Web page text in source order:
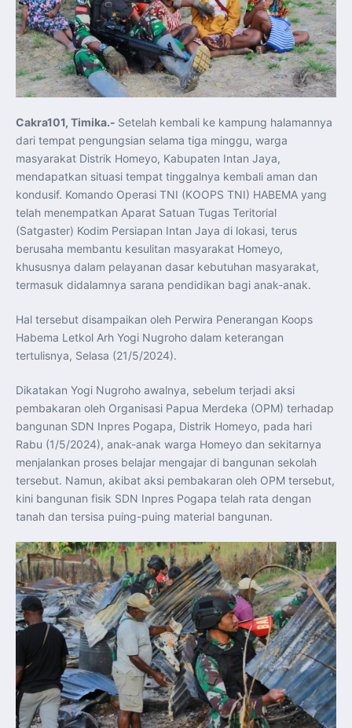
Koordinasi Jaga Stabilitas Keuangan dan Kepercayaan
Pasar
Presiden Prabowo Perkuat Sinergi Perguruan Tinggi dan
PT PAL untuk Majukan Industri Perkapalan Nasional
KASAL dan Panglima Armada Pasifik Rusia Resmi Buka
Latma ORRUDA 2026
T-50i Golden Eagle TNI AU Meriahkan Pitch Black Mindil
Beach Flying Display 2026
Indonesia dan Turki Sepakati Joint Action Plan 2026–
Balai Vokasi
TNI AU Tingkatkan Kemampuan Personel melalui
Pelatihan Signal Radio untuk Misi Pertahanan Udara dan
Radar
Menkeu Purbaya Instruksikan Penyelarasan Aturan KEK
untuk Perkuat Daya Saing Industri Dalam Negeri
Mentan Amran Pacu Produksi Gula Nasional, Target
Swasembada Gula Putih Dua Tahun dan Tembus 3 Juta
Ton
Menlu Sugiono Tekankan Inovasi sebagai Kunci
Penguatan Kerja Sama Konkret ASEAN Plus Three
Latma ORRUDA 2026 di Vladivostok Perkuat Diplomasi
Maritim TNI AL dan Rusia
Latihan DACT di Exercise Pitch Black 2026 Tingkatkan
Kesiapan Tempur Penerbang TNI AU
Menlu Sugiono: “Kekuatan Ekonomi ASEAN-RRT Harus
Jaga Stabilitas Kawasan dan Dorong Pertumbuhan
Ekonomi
Presiden Prabowo Terima Direktur FBI, Indonesia dan AS
Perkuat Kerja Sama Repatriasi Artefak Budaya
Program 3 Juta Rumah
Pendaftaran MagangHub Angkatan II Batch 1 Dibuka
hingga 28 Juli 2026, Kesempatan Raih Pengalaman Kerja
dan Sertifikasi Kompetensi
KASAU Bekali 154 Perwira Remaja AAU 2026, Tekankan
Integritas dan Profesionalisme sebagai Bekal
Pengabdian
Menlu Sugiono Dorong Kemitraan ASEAN–Inggris yang
Lebih Erat Hadapi Tantangan Global
Indonesia Dorong ASEAN dan Uni Eropa Perkuat
Stabilitas Global melalui Kemitraan Strategis
Menlu RI Dorong Kemitraan Ekonomi ASEAN–Korea
Selatan untuk Perkuat Ketahanan Kawasan
Pangan, dan Energi Kawasan
ASEAN dan India Perkuat Ketahanan Kawasan lewat
Kerja Sama Maritim, Ekonomi, dan Kesehatan
BI Pertahankan BI-Rate 5,75 Persen untuk Jaga
Stabilitas dan Dukung Pertumbuhan Ekonomi
Kepala BGN Sudaryono Tegaskan Komitmen Perkuat
Transparansi dan Akuntabilitas Program Makan Bergizi
Gratis
Cakra101, Timika.- Setelah kembali ke kampung halamannya
dari tempat pengungsian selama tiga minggu, warga
masyarakat Distrik Homeyo, Kabupaten Intan Jaya,
mendapatkan situasi tempat tinggalnya kembali aman dan
kondusif. Komando Operasi TNI (KOOPS TNI) HABEMA yang
telah menempatkan Aparat Satuan Tugas Teritorial
(Satgaster) Kodim Persiapan Intan Jaya di lokasi, terus
berusaha membantu kesulitan masyarakat Homeyo,
khususnya dalam pelayanan dasar kebutuhan masyarakat,
termasuk didalamnya sarana pendidikan bagi anak-anak.
Hal tersebut disampaikan oleh Perwira Penerangan Koops
Habema Letkol Arh Yogi Nugroho dalam keterangan
tertulisnya, Selasa (21/5/2024).
Dikatakan Yogi Nugroho awalnya, sebelum terjadi aksi
pembakaran oleh Organisasi Papua Merdeka (OPM) terhadap
bangunan SDN Inpres Pogapa, Distrik Homeyo, pada hari
Rabu (1/5/2024), anak-anak warga Homeyo dan sekitarnya
menjalankan proses belajar mengajar di bangunan sekolah
tersebut. Namun, akibat aksi pembakaran oleh OPM tersebut,
kini bangunan fisik SDN Inpres Pogapa telah rata dengan
tanah dan tersisa puing-puing material bangunan.